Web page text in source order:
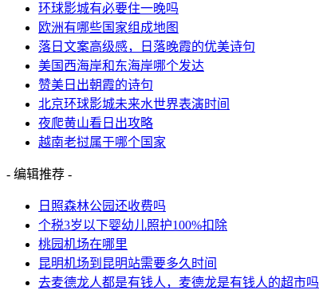
环球影城有必要住一晚吗
欧洲有哪些国家组成地图
落日文案高级感，日落晚霞的优美诗句
美国西海岸和东海岸哪个发达
赞美日出朝霞的诗句
北京环球影城未来水世界表演时间
夜爬黄山看日出攻略
越南老挝属于哪个国家
- 编辑推荐 -
日照森林公园还收费吗
个税3岁以下婴幼儿照护100%扣除
桃园机场在哪里
昆明机场到昆明站需要多久时间
去麦德龙人都是有钱人，麦德龙是有钱人的超市吗